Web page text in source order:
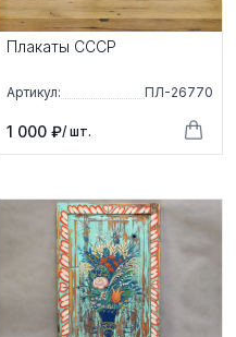
Плакаты СССР
Артикул: ПЛ-26770
1 000 ₽/ шт.